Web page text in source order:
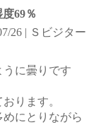
69％
26 | Ｓビジター
に曇りです
ります。
にとりながら